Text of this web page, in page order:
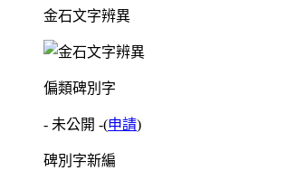
金石文字辨異
偏類碑別字
- 未公開 -(申請)
碑別字新編